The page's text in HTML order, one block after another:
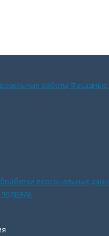
работы Фасадные
персональных